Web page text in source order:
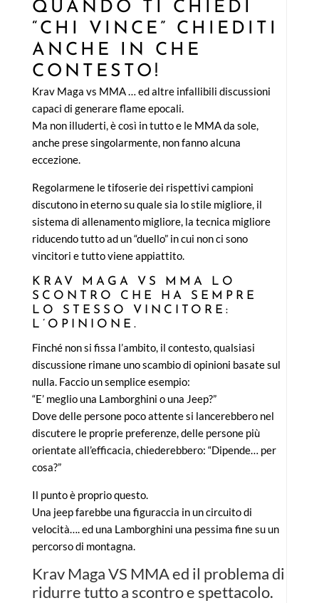
QUANDO TI CHIEDI
“CHI VINCE” CHIEDITI
ANCHE IN CHE
CONTESTO!
Krav Maga vs MMA … ed altre infallibili discussioni
capaci di generare flame epocali.
Ma non illuderti, è così in tutto e le MMA da sole,
anche prese singolarmente, non fanno alcuna
eccezione.
Regolarmene le tifoserie dei rispettivi campioni
discutono in eterno su quale sia lo stile migliore, il
sistema di allenamento migliore, la tecnica migliore
riducendo tutto ad un “duello” in cui non ci sono
vincitori e tutto viene appiattito.
KRAV MAGA VS MMA LO
SCONTRO CHE HA SEMPRE
LO STESSO VINCITORE:
L’OPINIONE.
Finché non si fissa l’ambito, il contesto, qualsiasi
discussione rimane uno scambio di opinioni basate sul
nulla. Faccio un semplice esempio:
“E’ meglio una Lamborghini o una Jeep?”
Dove delle persone poco attente si lancerebbero nel
discutere le proprie preferenze, delle persone più
orientate all’efficacia, chiederebbero: “Dipende… per
cosa?”
Il punto è proprio questo.
Una jeep farebbe una figuraccia in un circuito di
velocità…. ed una Lamborghini una pessima fine su un
percorso di montagna.
Krav Maga VS MMA ed il problema di
ridurre tutto a scontro e spettacolo.